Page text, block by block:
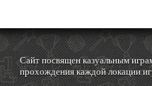
Cайт посвящен казуальным
прохождения каждой локации